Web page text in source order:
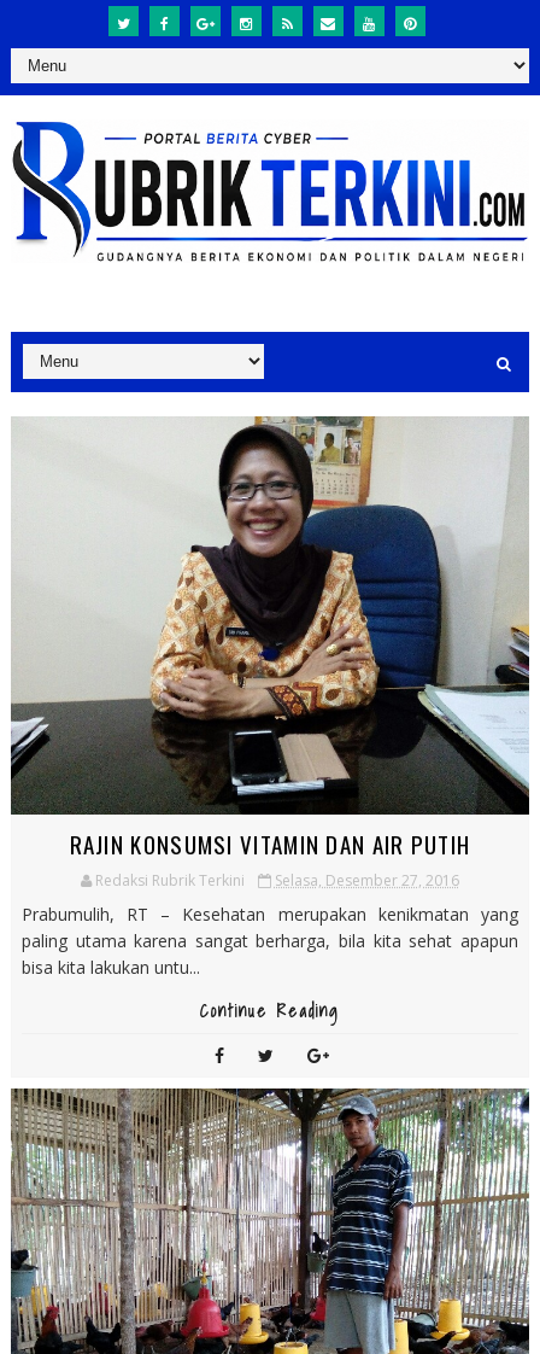
RAJIN KONSUMSI VITAMIN DAN AIR PUTIH
Redaksi Rubrik Terkini Selasa, Desember 27, 2016
Prabumulih, RT – Kesehatan merupakan kenikmatan yang
paling utama karena sangat berharga, bila kita sehat apapun
bisa kita lakukan untu...
Continue Reading